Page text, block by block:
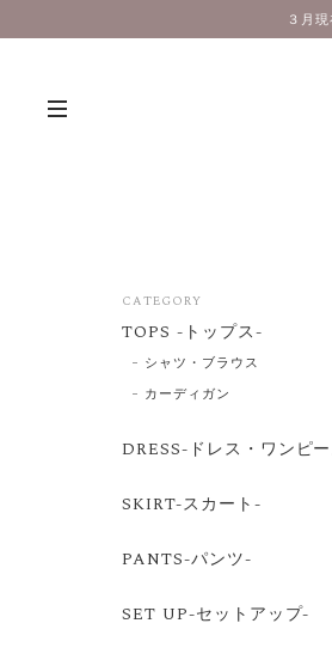
３月
CATEGORY
TOPS -トップス-
シャツ・ブラウス
カーディガン
DRESS-ドレス・ワンピ
SKIRT-スカート-
PANTS-パンツ-
SET UP-セットアップ-